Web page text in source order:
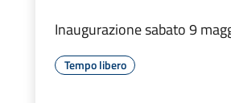
Inaugurazione sabato 9
Tempo libero